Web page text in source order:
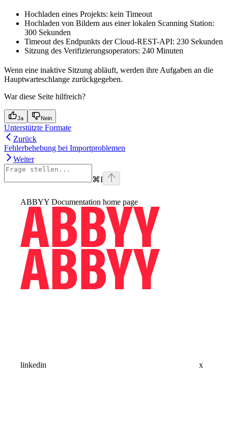
Hochladen eines Projekts: kein Timeout
Hochladen von Bildern aus einer lokalen Scanning Station:
300 Sekunden
Timeout des Endpunkts der Cloud-REST-API: 230 Sekunden
Sitzung des Verifizierungsoperators: 240 Minuten
Wenn eine inaktive Sitzung abläuft, werden ihre Aufgaben an die
Hauptwarteschlange zurückgegeben.
War diese Seite hilfreich?
Ja Nein
Unterstützte Formate
Zurück
Fehlerbehebung bei Importproblemen
Weiter
⌘I
ABBYY Documentation home page
linkedin x